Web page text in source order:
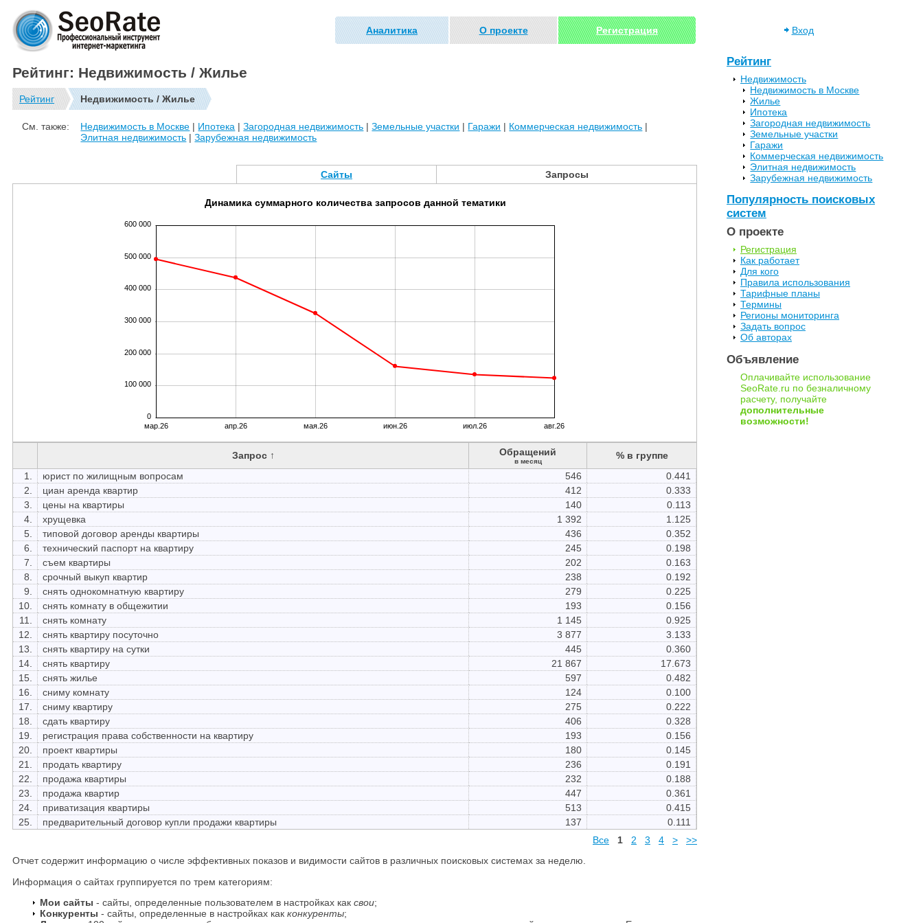
Аналитика О проекте Регистрация Вход
Рейтинг: Недвижимость / Жилье
Рейтинг Недвижимость / Жилье
См. также: Недвижимость в Москве | Ипотека |Загородная недвижимость |Земельные участки | Гаражи | Коммерческая недвижимость |
Элитная недвижимость |Зарубежная недвижимость
Сайты Запросы
0
100 000
200 000
300 000
400 000
500 000
600 000
мар.26 апр.26 мая.26 июн.26 июл.26 авг.26
Динамика суммарного количества запросов данной тематики
Запрос ↑ Обращений
в месяц
% в группе
1.
юрист по жилищным вопросам 546
0.441
2.
циан аренда квартир 412
0.333
3.
цены на квартиры 140
0.113
4.
хрущевка 1 392
1.125
5.
типовой договор аренды квартиры 436
0.352
6.
технический паспорт на квартиру 245
0.198
7.
съем квартиры 202
0.163
8.
срочный выкуп квартир 238
0.192
9.
снять однокомнатную квартиру 279
0.225
10.
снять комнату в общежитии 193
0.156
11.
снять комнату 1 145
0.925
12.
снять квартиру посуточно 3 877
3.133
13.
снять квартиру на сутки 445
0.360
14.
снять квартиру 21 867
17.673
15.
снять жилье 597
0.482
16.
сниму комнату 124
0.100
17.
сниму квартиру 275
0.222
18.
сдать квартиру 406
0.328
19.
регистрация права собственности на квартиру 193
0.156
20.
проект квартиры 180
0.145
21.
продать квартиру 236
0.191
22.
продажа квартиры 232
0.188
23.
продажа квартир 447
0.361
24.
приватизация квартиры 513
0.415
25.
предварительный договор купли продажи квартиры 137
0.111
Все
1 2 3 4 >
>>
Отчет содержит информацию о числе эффективных показов и видимости сайтов в различных поисковых системах за неделю.
Информация о сайтах группируется по трем категориям:
Мои сайты - сайты, определенные пользователем в настройках как свои;
Конкуренты - сайты, определенные в настройках как конкуренты;
Рейтинг
Недвижимость
Недвижимость в Москве
Жилье
Ипотека
Загородная недвижимость
Земельные участки
Гаражи
Коммерческая недвижимость
Элитная недвижимость
Зарубежная недвижимость
Популярность поисковых
систем
О проекте
Регистрация
Как работает
Для кого
Правила использования
Тарифные планы
Термины
Регионы мониторинга
Задать вопрос
Об авторах
Объявление
Оплачивайте использование
SeoRate.ru по безналичному
расчету, получайте
дополнительные
возможности!